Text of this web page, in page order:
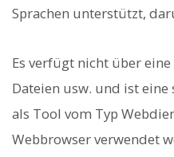
Sprachen unterstützt,
Es verfügt nicht über
Dateien usw. und ist
als Tool vom Typ
Webbrowser verwendet